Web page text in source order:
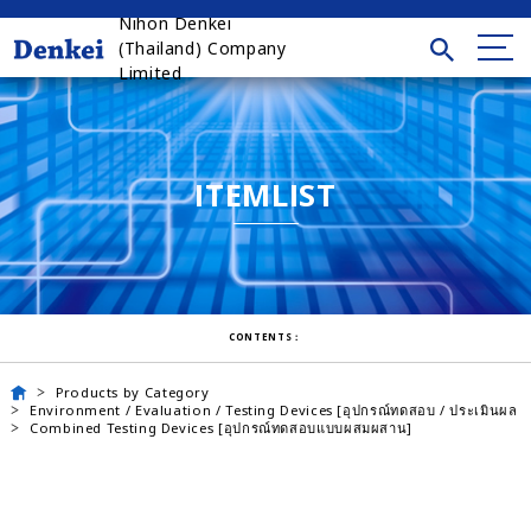
Nihon Denkei
(Thailand) Company
Limited
ITEMLIST
CONTENTS：
Products by Category
Environment / Evaluation / Testing Devices [อุปกรณ์ทดสอบ / ประเมินผล
Combined Testing Devices [อุปกรณ์ทดสอบแบบผสมผสาน]